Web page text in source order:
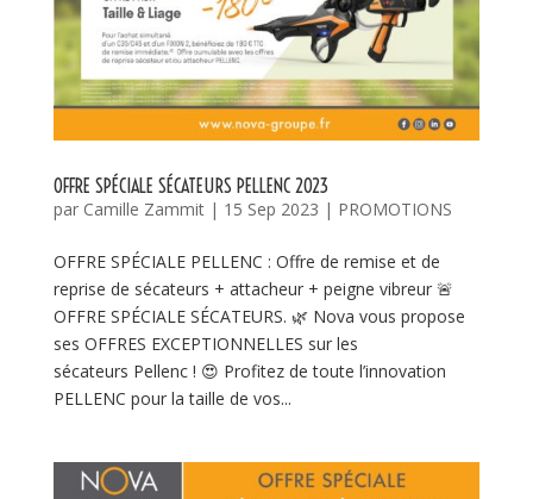
OFFRE SPÉCIALE SÉCATEURS PELLENC 2023
par Camille Zammit| 15 Sep 2023 | PROMOTIONS
OFFRE SPÉCIALE PELLENC : Offre de remise et de
reprise de sécateurs + attacheur + peigne vibreur 🚨
OFFRE SPÉCIALE SÉCATEURS. 🌿 Nova vous propose
ses OFFRES EXCEPTIONNELLES sur les
sécateurs Pellenc ! 😍 Profitez de toute l’innovation
PELLENC pour la taille de vos...